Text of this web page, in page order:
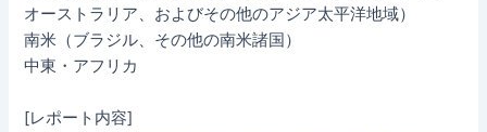
オーストラリア、およびその他のアジア太平洋地域）
南米（ブラジル、その他の南米諸国）
中東・アフリカ
[レポート内容]